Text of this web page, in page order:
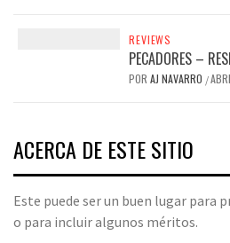
REVIEWS
PECADORES –
POR AJ NAVARRO /
ACERCA DE ESTE SITIO
Este puede ser un buen lugar para
o para incluir algunos méritos.